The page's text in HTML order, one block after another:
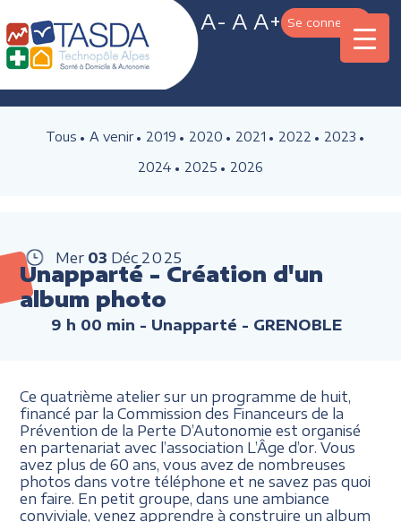
A- A A+ Se connecter
Tous A venir 2019 2020 2021 2022
2023
2024
2025 2026
Mer 03 Déc 2025
Unapparté - Création d'un
album photo
9 h 00 min - Unapparté - GRENOBLE
Ce quatrième atelier sur un programme de huit,
financé par la Commission des Financeurs de la
Prévention de la Perte D’Autonomie est organisé
en partenariat avec l’association L’Âge d’or. Vous
avez plus de 60 ans, vous avez de nombreuses
photos dans votre téléphone et ne savez pas quoi
en faire. En petit groupe, dans une ambiance
conviviale, venez apprendre à construire un album